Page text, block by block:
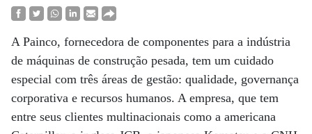
A Painco, fornecedora de componentes para a indústria
de máquinas de construção pesada, tem um cuidado
especial com três áreas de gestão: qualidade, governança
corporativa e recursos humanos. A empresa, que tem
entre seus clientes multinacionais como a americana